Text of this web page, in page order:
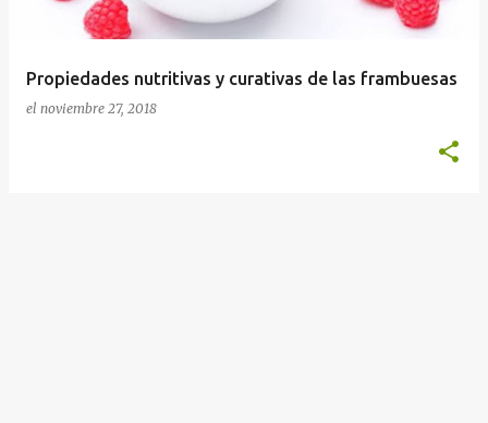
Propiedades nutritivas y curativas de las frambuesas
el noviembre 27, 2018